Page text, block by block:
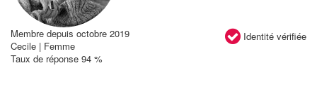
Identité vérifiée
Membre depuis octobre 2019
Cecile | Femme
Taux de réponse 94 %